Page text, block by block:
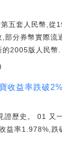
五套人民幣,從
部分券幣實際流
2005版人民幣.
收益率跌破
證歷史。 01 又
益率1.978%,跌